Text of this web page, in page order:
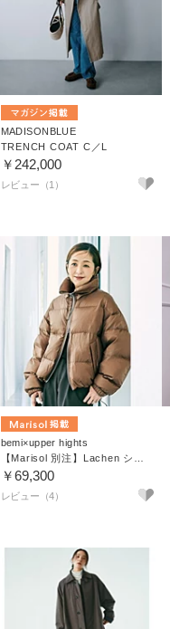
MADISONBLUE
TRENCH COAT C／L
￥242,000
レビュー（1）
bemi×upper hights
￥69,300
レビュー（4）